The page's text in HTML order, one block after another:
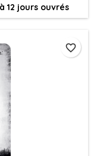
12 jours ouvrés
favorite_border